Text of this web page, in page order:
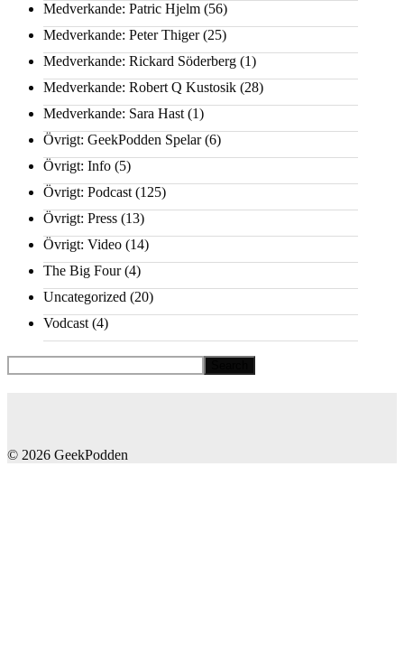
Medverkande: Patric Hjelm (56)
Medverkande: Peter Thiger(25)
Medverkande: Rickard Söderberg (1)
Medverkande: Robert Q Kustosik (28)
Medverkande: Sara Hast (1)
Övrigt: GeekPodden Spelar(6)
Övrigt: Info (5)
Övrigt: Podcast (125)
Övrigt: Press (13)
Övrigt: Video (14)
The Big Four(4)
Uncategorized (20)
Vodcast (4)
© 2026 GeekPodden